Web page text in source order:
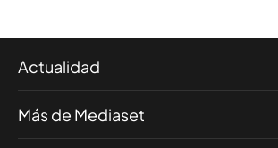
Actualidad
Más de Mediaset